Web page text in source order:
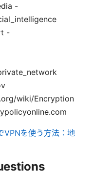
-
-
wiki/Encryption
VPNを使う方法：地